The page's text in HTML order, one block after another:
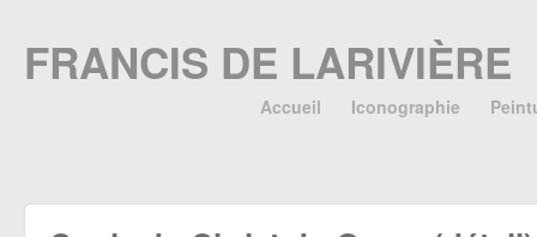
FRANCIS DE LARIVIÈRE
Accueil Iconographie